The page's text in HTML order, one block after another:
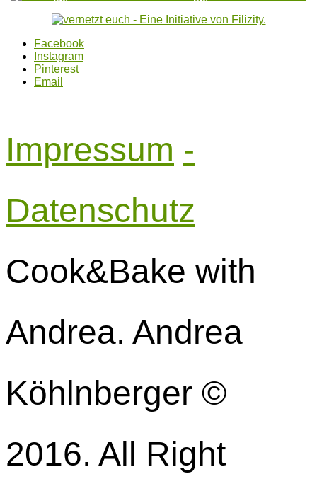
Facebook
Instagram
Pinterest
Email
Impressum -
Datenschutz
Cook&Bake with
Andrea. Andrea
Köhlnberger ©
2016. All Right